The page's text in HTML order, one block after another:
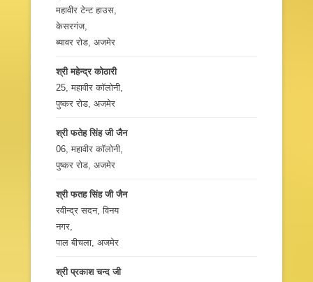
महावीर टेन्ट हाउस,
केसरगंज,
ब्यावर रोड, अजमेर
श्री महेन्द्र कोठारी
25, महावीर कॉलोनी,
पुष्कर रोड, अजमेर
श्री फतेह सिंह जी जैन
06, महावीर कॉलोनी,
पुष्कर रोड, अजमेर
श्री फतह सिंह जी जैन
रवीन्द्र सदन, विनय
नगर,
पाल बीचला, अजमेर
श्री प्रकाश चन्द जी